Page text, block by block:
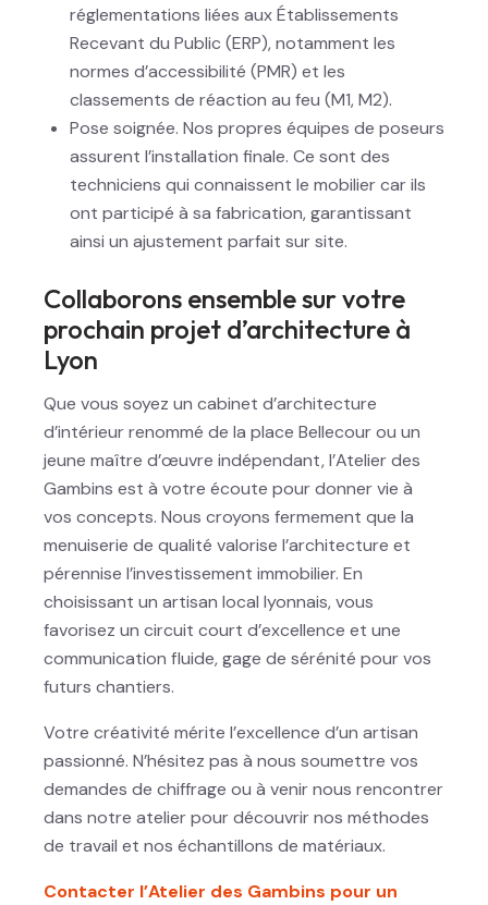
réglementations liées aux Établissements
Recevant du Public (ERP), notamment les
normes d’accessibilité (PMR) et les
classements de réaction au feu (M1, M2).
Pose soignée. Nos propres équipes de poseurs
assurent l’installation finale. Ce sont des
techniciens qui connaissent le mobilier car ils
ont participé à sa fabrication, garantissant
ainsi un ajustement parfait sur site.
Collaborons ensemble sur votre
prochain projet d’architecture à
Lyon
Que vous soyez un cabinet d’architecture
d’intérieur renommé de la place Bellecour ou un
jeune maître d’œuvre indépendant, l’Atelier des
Gambins est à votre écoute pour donner vie à
vos concepts. Nous croyons fermement que la
menuiserie de qualité valorise l’architecture et
pérennise l’investissement immobilier. En
choisissant un artisan local lyonnais, vous
favorisez un circuit court d’excellence et une
communication fluide, gage de sérénité pour vos
futurs chantiers.
Votre créativité mérite l’excellence d’un artisan
passionné. N’hésitez pas à nous soumettre vos
demandes de chiffrage ou à venir nous rencontrer
dans notre atelier pour découvrir nos méthodes
de travail et nos échantillons de matériaux.
Contacter l’Atelier des Gambins pour un